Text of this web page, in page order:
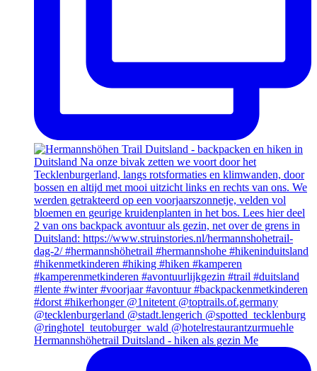
Hermannshöhetrail Duitsland - hiken als gezin Me